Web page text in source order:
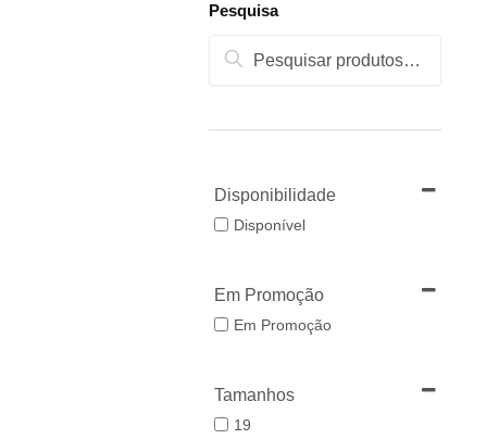
Pesquisa
Pesquisa
Disponibilidade
Disponível
Em Promoção
Em Promoção
Tamanhos
19